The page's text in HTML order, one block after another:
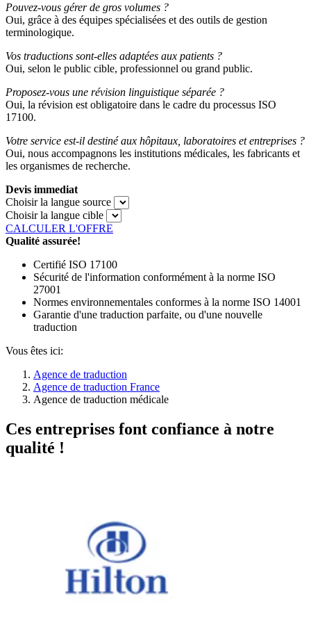
Pouvez-vous gérer de gros volumes ?
Oui, grâce à des équipes spécialisées et des outils de gestion
terminologique.
Vos traductions sont-elles adaptées aux patients ?
Oui, selon le public cible, professionnel ou grand public.
Proposez-vous une révision linguistique séparée ?
Oui, la révision est obligatoire dans le cadre du processus ISO
17100.
Votre service est-il destiné aux hôpitaux, laboratoires et entreprises ?
Oui, nous accompagnons les institutions médicales, les fabricants et
les organismes de recherche.
Devis immediat
Choisir la langue source
Choisir la langue cible
CALCULER L'OFFRE
Qualité assurée!
Certifié ISO 17100
Sécurité de l'information conformément à la norme ISO
27001
Normes environnementales conformes à la norme ISO 14001
Garantie d'une traduction parfaite, ou d'une nouvelle
traduction
Vous êtes ici:
Agence de traduction
Agence de traduction France
Agence de traduction médicale
Ces entreprises font confiance à notre
qualité !